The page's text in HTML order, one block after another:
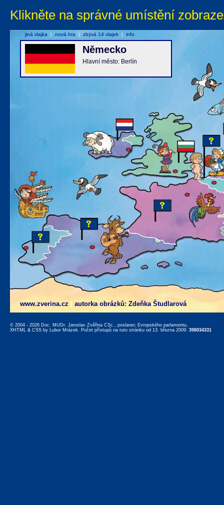
Klikněte na správné umístění
www.zverina.cz autorka obrázků: Zdeňka Študlarová
Německo
Hlavní město: Berlín
jiná vlajka | nová hra | zbývá 14 vlajek | info
© 2004 - 2026 Doc. MUDr. Jaroslav Zvěřina CSc., poslanec Evropského parlamentu,
XHTML & CSS by Lubor Mrázek. Počet přístupů na tuto stránku od 13. března 2009: 398034331